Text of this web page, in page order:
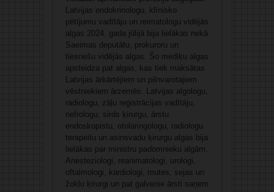
Latvijas endokrinologu, klīnisko
pētījumu vadītāju un reimatologu vidējās
algas 2024. gada jūlijā bija lielākas nekā
Saeimas deputātu, prokuroru un
tiesnešu vidējās algas. Šo mediķu algas
apsteidza pat algas, kas tiek maksātas
Latvijas ārkārtējiem un pilnvarotajiem
vēstniekiem ārzemēs. Latvijas algologu,
radiologu, zāļu reģistrācijas vadītāju,
nefrologu, sirds ķirurgu, ārstu
endoskopistu, otolaringologu, radiologu
terapeitu un asinsvadu ķirurgu algas bija
lielākas par ministru padomnieku algām.
Anesteziologi, reanimatologi, urologi,
oftalmologi, kardiologi, mutes, sejas un
žokļu ķirurgi un pat galvenie ārsti saņem